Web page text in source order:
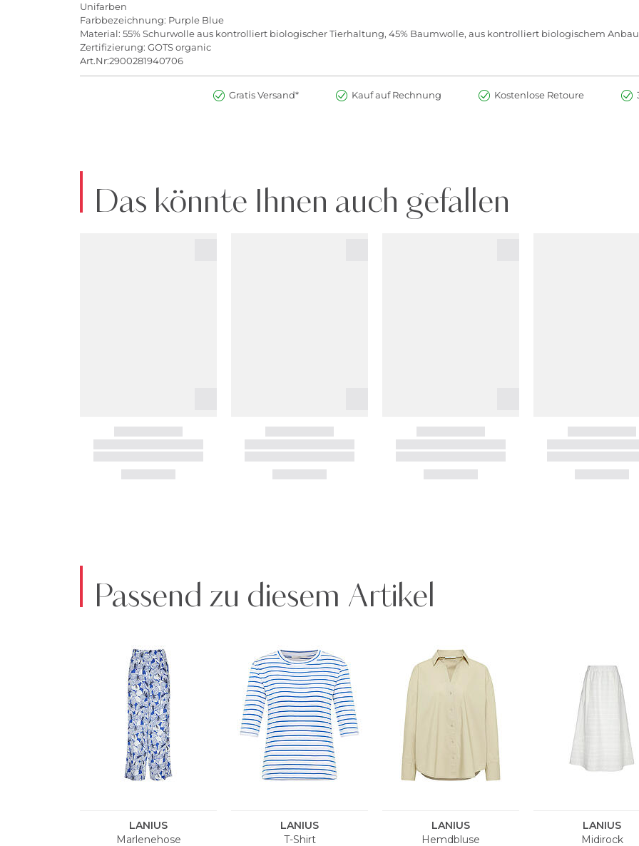
Unifarben
Farbbezeichnung: Purple Blue
Material: 55% Schurwolle aus kontrolliert biologischer Tierhaltung, 45% Baumwolle, aus kontrolliert biologischem Anbau
Zertifizierung: GOTS organic
Art.Nr:2900281940706
Gratis Versand* Kauf auf Rechnung Kostenlose Retoure
Das könnte Ihnen auch gefallen
Passend zu diesem Artikel